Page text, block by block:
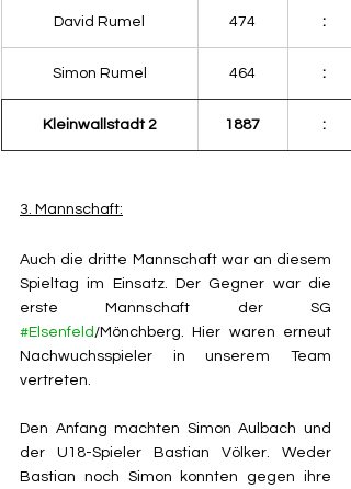
David Rumel 474 :
Simon Rumel 464 :
Kleinwallstadt 2 1887 :
3. Mannschaft:
Auch die dritte Mannschaft war an diesem
Spieltag im Einsatz. Der Gegner war die
#Elsenfeld /Mönchberg. Hier waren erneut
Nachwuchsspieler in unserem Team
vertreten.
Den Anfang machten Simon Aulbach und
der U18-Spieler Bastian Völker. Weder
Bastian noch Simon konnten gegen ihre